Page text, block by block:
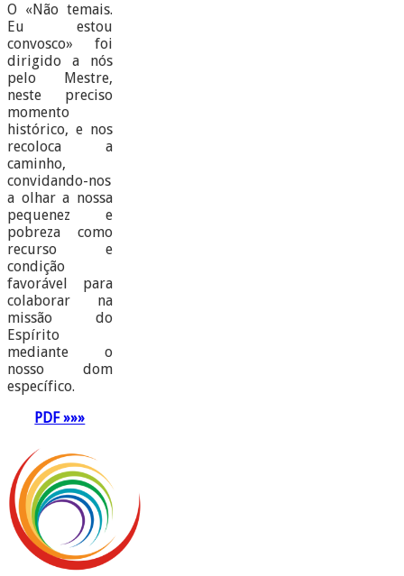
O «Não temais.
Eu estou
convosco» foi
dirigido a nós
pelo Mestre,
neste preciso
momento
histórico, e nos
recoloca a
caminho,
convidando-nos
a olhar a nossa
pequenez e
pobreza como
recurso e
condição
favorável para
colaborar na
missão do
Espírito
mediante o
nosso dom
específico.
PDF »»»